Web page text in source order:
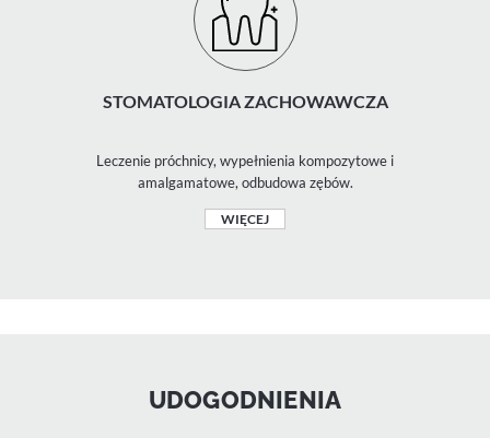
STOMATOLOGIA ZACHOWAWCZA
Leczenie próchnicy, wypełnienia kompozytowe i
amalgamatowe, odbudowa zębów.
WIĘCEJ
UDOGODNIENIA